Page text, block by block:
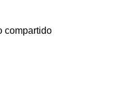
compartido